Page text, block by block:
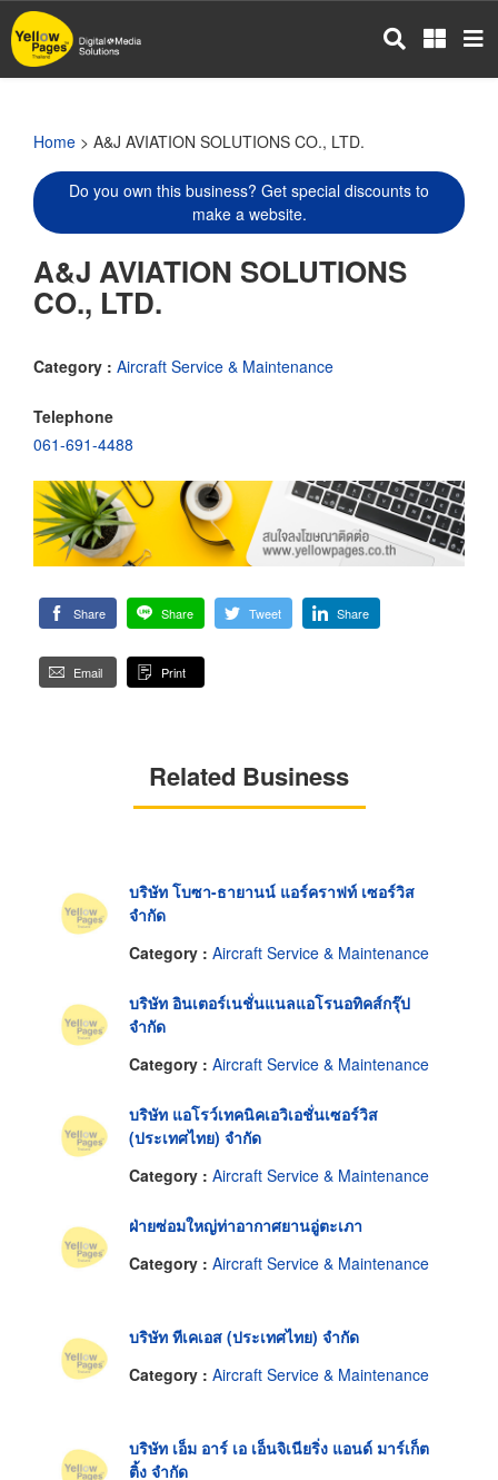
Skip
to
main
Home > A&J AVIATION SOLUTIONS CO., LTD.
Do you own this business? Get special discounts to
make a website.
A&J AVIATION SOLUTIONS
CO., LTD.
Category : Aircraft Service & Maintenance
Telephone
061-691-4488
Share Share Tweet Share
Email Print
Related Business
บริษัท โบซา-ธายานน์ แอร์คราฟท์ เซอร์วิส
จำกัด
Category : Aircraft Service & Maintenance
บริษัท อินเตอร์เนชั่นแนลแอโรนอทิคส์กรุ๊ป
จำกัด
Category : Aircraft Service & Maintenance
บริษัท แอโรว์เทคนิคเอวิเอชั่นเซอร์วิส
(ประเทศไทย) จำกัด
Category : Aircraft Service & Maintenance
ฝ่ายซ่อมใหญ่ท่าอากาศยานอู่ตะเภา
Category : Aircraft Service & Maintenance
บริษัท ทีเคเอส (ประเทศไทย) จำกัด
Category : Aircraft Service & Maintenance
บริษัท เอ็ม อาร์ เอ เอ็นจิเนียริ่ง แอนด์ มาร์เก็ต
ติ้ง จำกัด